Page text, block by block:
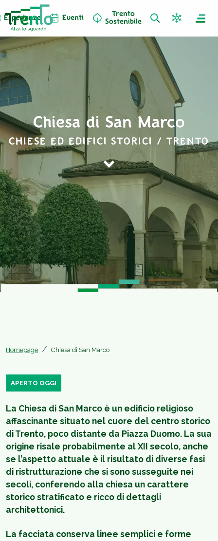
Esperienze Eventi
Trento
Sostenibile
Chiesa di San Marco
CHIESE ED EDIFICI STORICI / TRENTO
Homepage Chiesa di San Marco
APERTO OGGI
La Chiesa di San Marco è un edificio religioso
affascinante situato nel cuore del centro storico
di Trento, poco distante da Piazza Duomo. La sua
origine risale probabilmente al XII secolo, anche
se l’aspetto attuale è il risultato di diverse fasi
di ristrutturazione che si sono susseguite nei
secoli, conferendo alla chiesa un carattere
storico stratificato e ricco di dettagli
architettonici.
La facciata conserva linee semplici e forme